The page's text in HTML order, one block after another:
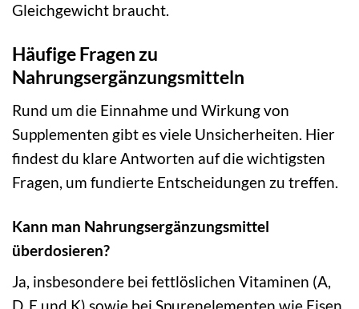
Gleichgewicht braucht.
Häufige Fragen zu
Nahrungsergänzungsmitteln
Rund um die Einnahme und Wirkung von
Supplementen gibt es viele Unsicherheiten. Hier
findest du klare Antworten auf die wichtigsten
Fragen, um fundierte Entscheidungen zu treffen.
Kann man Nahrungsergänzungsmittel
überdosieren?
Ja, insbesondere bei fettlöslichen Vitaminen (A,